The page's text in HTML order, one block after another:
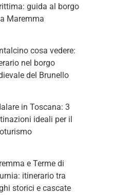
guida al borgo
Maremma
cosa vedere:
nel borgo
del Brunello
in Toscana: 3
ideali per il
e Terme di
itinerario tra
storici e cascate